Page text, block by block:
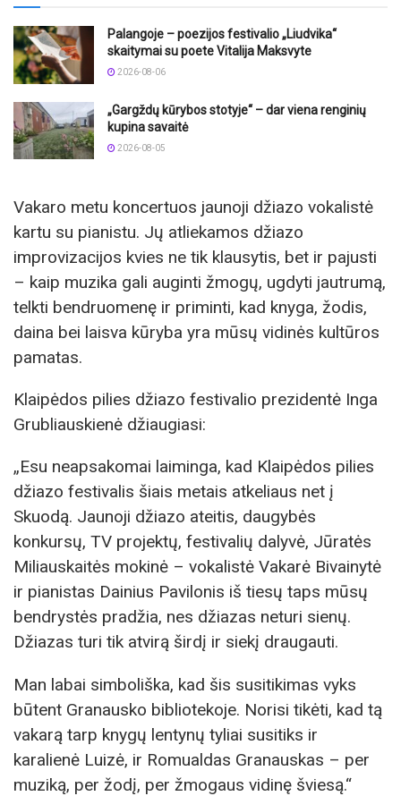
Palangoje – poezijos festivalio „Liudvika“
skaitymai su poete Vitalija Maksvyte
2026-08-06
„Gargždų kūrybos stotyje“ – dar viena renginių
kupina savaitė
2026-08-05
Vakaro metu koncertuos jaunoji džiazo vokalistė
kartu su pianistu. Jų atliekamos džiazo
improvizacijos kvies ne tik klausytis, bet ir pajusti
– kaip muzika gali auginti žmogų, ugdyti jautrumą,
telkti bendruomenę ir priminti, kad knyga, žodis,
daina bei laisva kūryba yra mūsų vidinės kultūros
pamatas.
Klaipėdos pilies džiazo festivalio prezidentė Inga
Grubliauskienė džiaugiasi:
„Esu neapsakomai laiminga, kad Klaipėdos pilies
džiazo festivalis šiais metais atkeliaus net į
Skuodą. Jaunoji džiazo ateitis, daugybės
konkursų, TV projektų, festivalių dalyvė, Jūratės
Miliauskaitės mokinė – vokalistė Vakarė Bivainytė
ir pianistas Dainius Pavilonis iš tiesų taps mūsų
bendrystės pradžia, nes džiazas neturi sienų.
Džiazas turi tik atvirą širdį ir siekį draugauti.
Man labai simboliška, kad šis susitikimas vyks
būtent Granausko bibliotekoje. Norisi tikėti, kad tą
vakarą tarp knygų lentynų tyliai susitiks ir
karalienė Luizė, ir Romualdas Granauskas – per
muziką, per žodį, per žmogaus vidinę šviesą.“